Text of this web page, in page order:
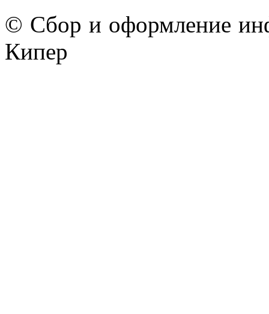
© Сбор и оформление
Кипер